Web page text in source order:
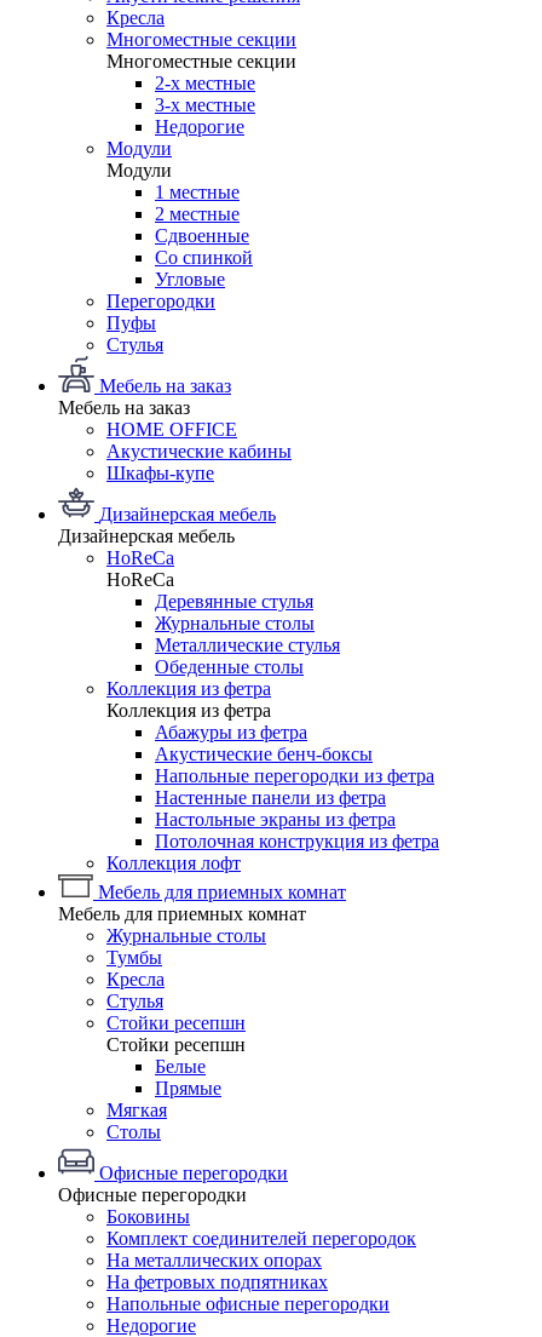
Кресла
Многоместные секции
Многоместные секции
2-х местные
3-х местные
Недорогие
Модули
Модули
1 местные
2 местные
Сдвоенные
Со спинкой
Угловые
Перегородки
Пуфы
Стулья
Мебель на заказ
Мебель на заказ
HOME OFFICE
Акустические кабины
Шкафы-купе
Дизайнерская мебель
Дизайнерская мебель
HoReCa
HoReCa
Деревянные стулья
Журнальные столы
Металлические стулья
Обеденные столы
Коллекция из фетра
Коллекция из фетра
Абажуры из фетра
Акустические бенч-боксы
Напольные перегородки из фетра
Настенные панели из фетра
Настольные экраны из фетра
Потолочная конструкция из фетра
Коллекция лофт
Мебель для приемных комнат
Мебель для приемных комнат
Журнальные столы
Тумбы
Кресла
Стулья
Стойки ресепшн
Стойки ресепшн
Белые
Прямые
Мягкая
Столы
Офисные перегородки
Офисные перегородки
Боковины
Комплект соединителей перегородок
На металлических опорах
На фетровых подпятниках
Напольные офисные перегородки
Недорогие